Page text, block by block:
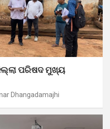
ପରିଷଦ ମୁଖ୍ୟ
Dhangadamajhi